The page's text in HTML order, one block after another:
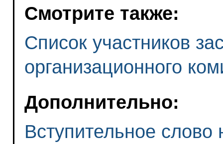
Смотрите также:
Список участников
организационного
Дополнительно:
Вступительное слово